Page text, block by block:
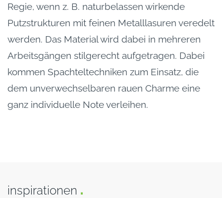
Regie, wenn z. B. naturbelassen wirkende
Putzstrukturen mit feinen Metalllasuren veredelt
werden. Das Material wird dabei in mehreren
Arbeitsgängen stilgerecht aufgetragen. Dabei
kommen Spachteltechniken zum Einsatz, die
dem unverwechselbaren rauen Charme eine
ganz individuelle Note verleihen.
inspirationen .